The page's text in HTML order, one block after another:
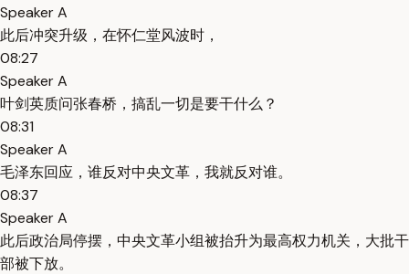
Speaker A
此后冲突升级，在怀仁堂风波时，
08:27
Speaker A
叶剑英质问张春桥，搞乱一切是要干什么？
08:31
Speaker A
毛泽东回应，谁反对中央文革，我就反对谁。
08:37
Speaker A
此后政治局停摆，中央文革小组被抬升为最高权力机关，大批干
部被下放。